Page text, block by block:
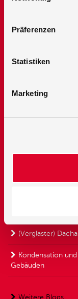
Präferenzen
Statistiken
Marketing
auf Pinterest
(Verglaster)
Kondensation
Gebäuden
Weitere Blogs